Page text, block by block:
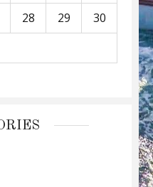
28 29
30